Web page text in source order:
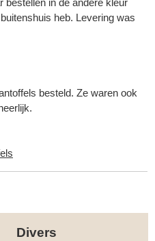
bestellen in de andere kleur
heb. Levering was
besteld. Ze waren ook
Divers